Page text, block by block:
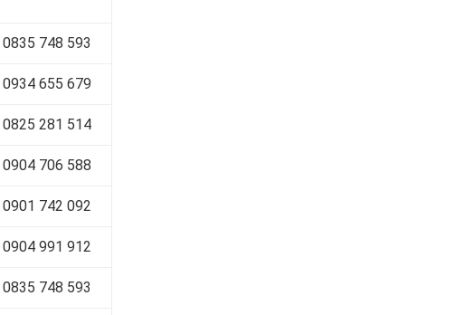
0835 748 593
0934 655 679
0825 281 514
0904 706 588
0901 742 092
0904 991 912
0835 748 593